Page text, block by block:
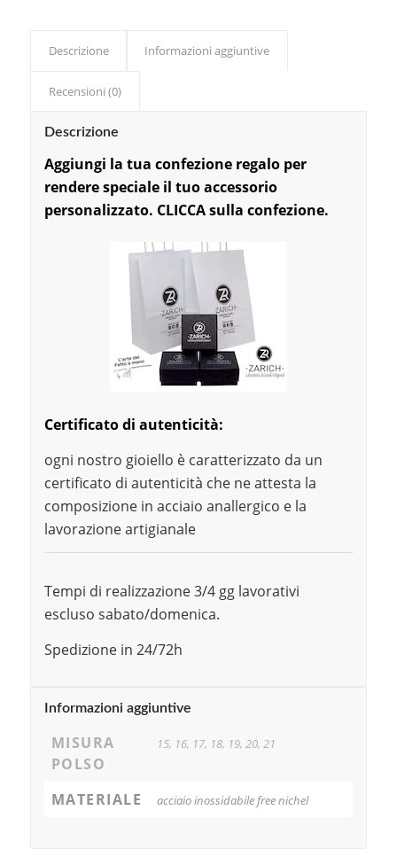
Descrizione Informazioni aggiuntive
Recensioni (0)
Descrizione
Aggiungi la tua confezione regalo per
rendere speciale il tuo accessorio
personalizzato. CLICCA sulla confezione.
Certificato di autenticità:
ogni nostro gioiello è caratterizzato da un
certificato di autenticità che ne attesta la
composizione in acciaio anallergico e la
lavorazione artigianale
Tempi di realizzazione 3/4 gg lavorativi
escluso sabato/domenica.
Spedizione in 24/72h
Informazioni aggiuntive
MISURA
POLSO
15, 16, 17, 18, 19, 20, 21
MATERIALE acciaio inossidabile free nichel